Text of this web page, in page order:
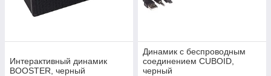
Интерактивный динамик
BOOSTER, черный
Динамик с беспроводным
соединением CUBOID,
черный